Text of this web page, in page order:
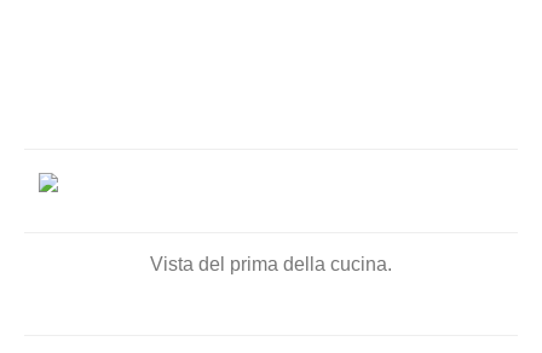
Vista del prima della cucina.